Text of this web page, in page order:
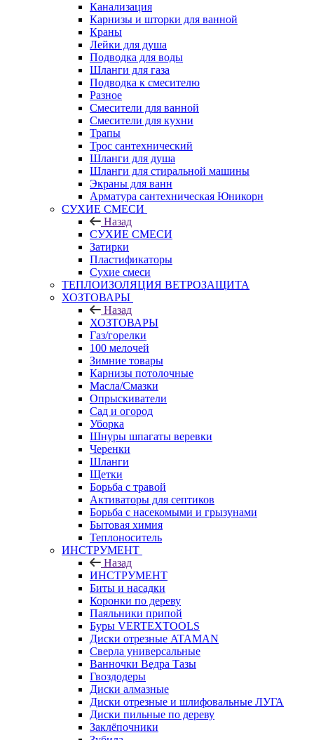
Канализация
Карнизы и шторки для ванной
Краны
Лейки для душа
Подводка для воды
Шланги для газа
Подводка к смесителю
Разное
Смесители для ванной
Смесители для кухни
Трапы
Трос сантехнический
Шланги для душа
Шланги для стиральной машины
Экраны для ванн
Арматура сантехническая Юникорн
СУХИЕ СМЕСИ
Назад
СУХИЕ СМЕСИ
Затирки
Пластификаторы
Сухие смеси
ТЕПЛОИЗОЛЯЦИЯ ВЕТРОЗАЩИТА
ХОЗТОВАРЫ
Назад
ХОЗТОВАРЫ
Газ/горелки
100 мелочей
Зимние товары
Карнизы потолочные
Масла/Смазки
Опрыскиватели
Сад и огород
Уборка
Шнуры шпагаты веревки
Черенки
Шланги
Щетки
Борьба с травой
Активаторы для септиков
Борьба с насекомыми и грызунами
Бытовая химия
Теплоноситель
ИНСТРУМЕНТ
Назад
ИНСТРУМЕНТ
Биты и насадки
Коронки по дереву
Паяльники припой
Буры VERTEXTOOLS
Диски отрезные ATAMAN
Сверла универсальные
Ванночки Ведра Тазы
Гвоздодеры
Диски алмазные
Диски отрезные и шлифовальные ЛУГА
Диски пильные по дереву
Заклёпочники